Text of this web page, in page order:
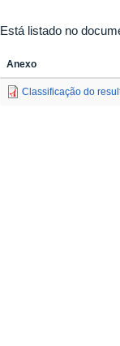
Está listado no
Anexo
Classificação do